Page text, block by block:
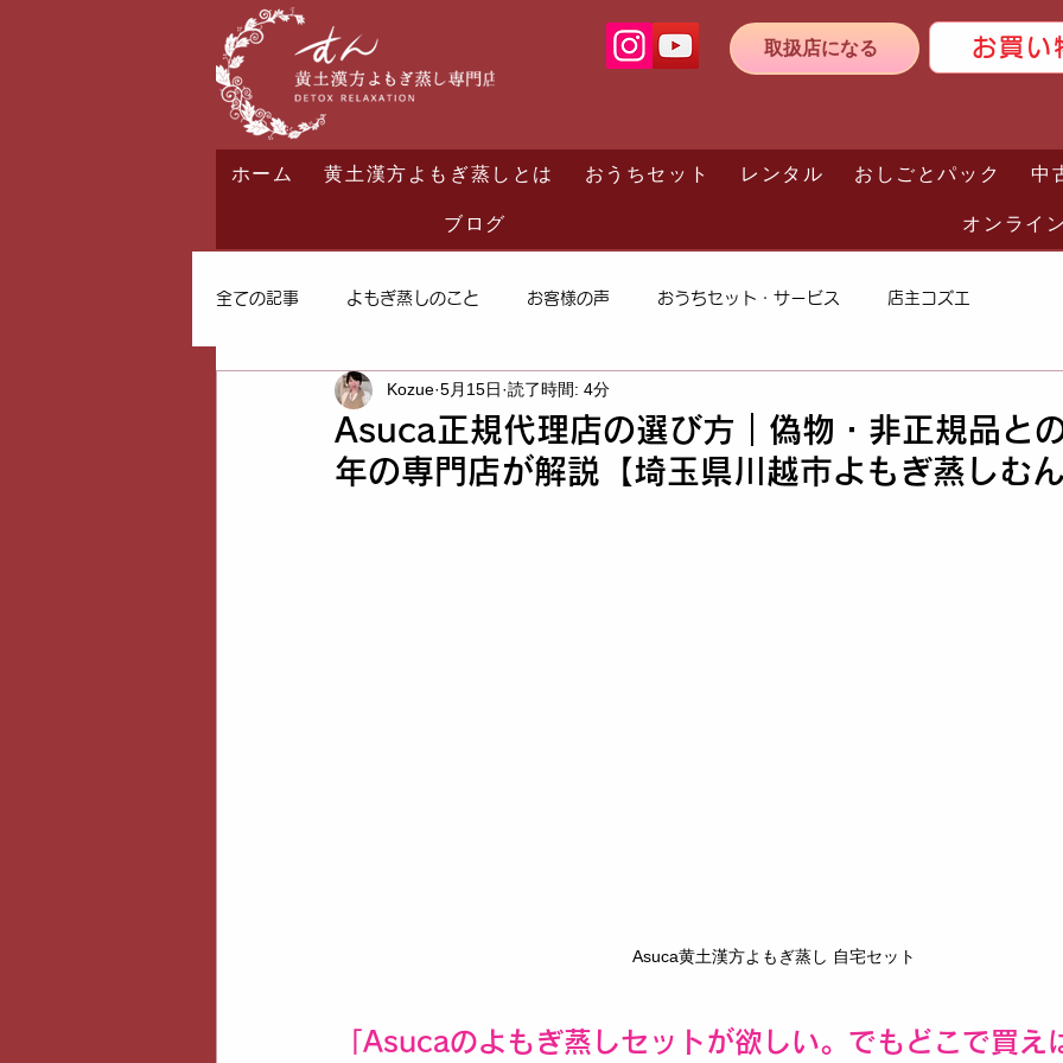
取扱店になる お買い
ホーム 黄土漢方よもぎ蒸しとは おうちセット レンタル おしごとパック
中
ブログ
オンライ
全ての記事 よもぎ蒸しのこと お客様の声 おうちセット・サービス 店主コズエ
Asuca正規代理店の選び方｜偽物・非正規品と
年の専門店が解説【埼玉県川越市よもぎ蒸しむ
Kozue 5月15日 読了時間: 4分
Asuca黄土漢方よもぎ蒸し 自宅セット
「Asucaのよもぎ蒸しセットが欲しい。でもどこで買え